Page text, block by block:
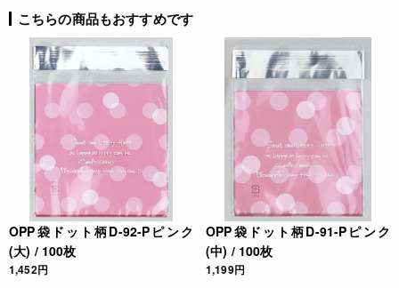
こちらの商品もおすすめです
OPP袋ドット柄D-92-Pピンク
(大) / 100枚
1,452円
OPP袋ドット柄D-91-Pピンク
(中) / 100枚
1,199円